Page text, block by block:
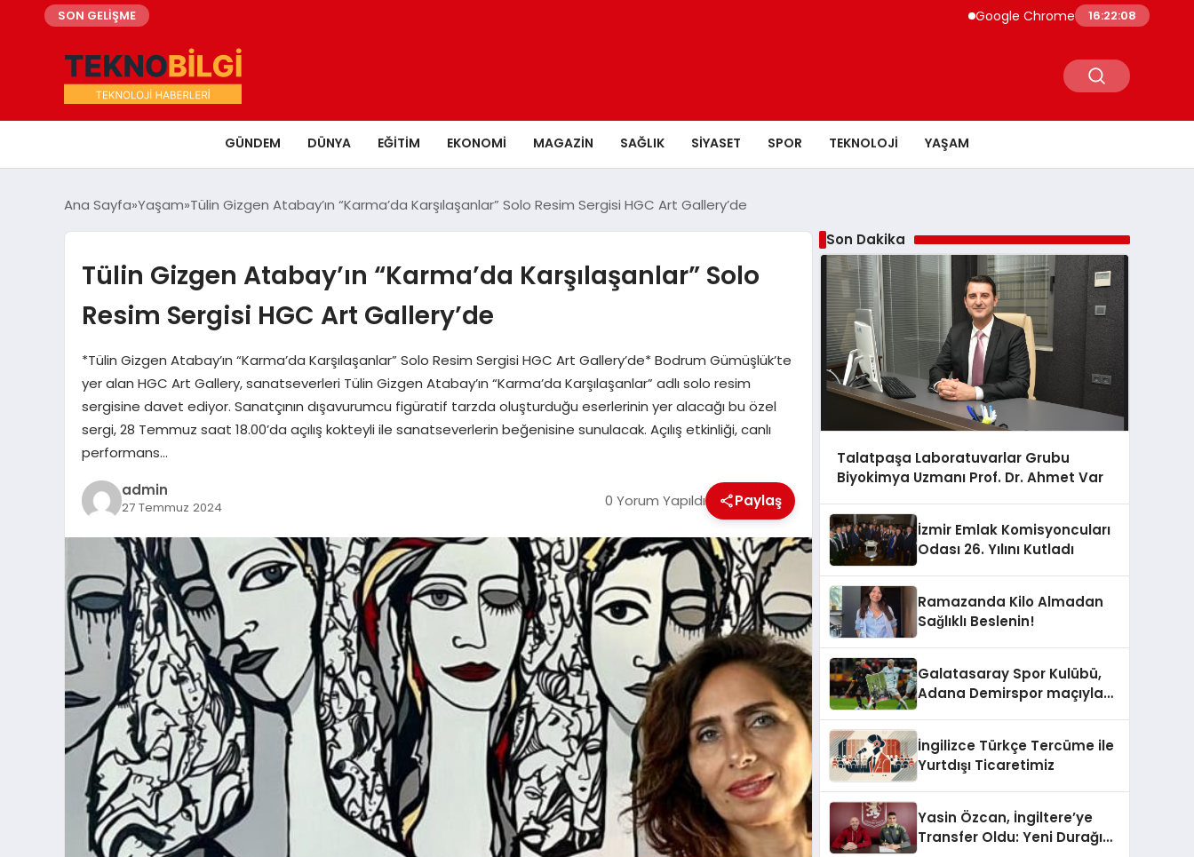
SON GELİŞME Google Chrome Yapay Zeka ile Güçleniyor
16:22:09
GÜNDEM DÜNYA EĞITIM EKONOMI MAGAZIN SAĞLIK SIYASET SPOR TEKNOLOJI YAŞAM
Ana Sayfa Yaşam Tülin Gizgen Atabay’ın “Karma’da Karşılaşanlar” Solo Resim Sergisi HGC Art Gallery’de
Tülin Gizgen Atabay’ın “Karma’da Karşılaşanlar” Solo
Resim Sergisi HGC Art Gallery’de
*Tülin Gizgen Atabay’ın “Karma’da Karşılaşanlar” Solo Resim Sergisi HGC Art Gallery’de* Bodrum Gümüşlük’te
yer alan HGC Art Gallery, sanatseverleri Tülin Gizgen Atabay’ın “Karma’da Karşılaşanlar” adlı solo resim
sergisine davet ediyor. Sanatçının dışavurumcu figüratif tarzda oluşturduğu eserlerinin yer alacağı bu özel
sergi, 28 Temmuz saat 18.00’da açılış kokteyli ile sanatseverlerin beğenisine sunulacak. Açılış etkinliği, canlı
performans…
admin
27 Temmuz 2024 0 Yorum Yapıldı Paylaş
Son Dakika
Talatpaşa Laboratuvarlar Grubu
Biyokimya Uzmanı Prof. Dr. Ahmet Var
İzmir Emlak Komisyoncuları
Odası 26. Yılını Kutladı
Ramazanda Kilo Almadan
Sağlıklı Beslenin!
Galatasaray Spor Kulübü,
Adana Demirspor maçıyla
başvuru yapıldığını duyurdu.
İngilizce Türkçe Tercüme ile
Yurtdışı Ticaretimiz
Yasin Özcan, İngiltere’ye
Transfer Oldu: Yeni Durağı